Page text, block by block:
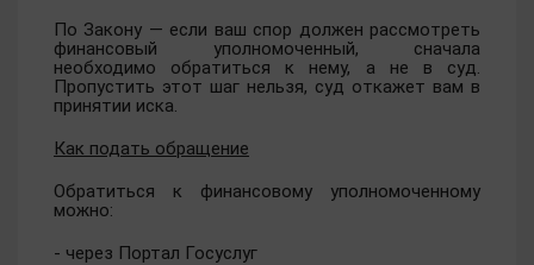
По Закону — если ваш спор должен рассмотреть
финансовый уполномоченный, сначала
необходимо обратиться к нему, а не в суд.
Пропустить этот шаг нельзя, суд откажет вам в
принятии иска.
Как подать обращение
Обратиться к финансовому уполномоченному
можно:
- через Портал Госуслуг